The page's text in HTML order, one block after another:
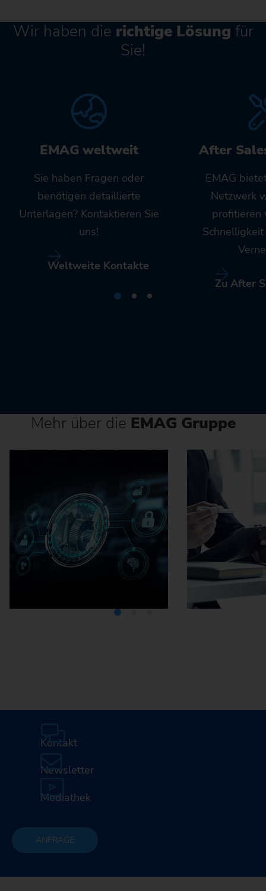
Wir haben die richtige Lösung für
Sie!
EMAG weltweit
Sie haben Fragen oder
benötigen detaillierte
Unterlagen? Kontaktieren Sie
uns!
Weltweite Kontakte
After
EMAG
Netzwerk
profitieren
Zu After
Mehr über die EMAG Gruppe
Kontakt
Newsletter
Mediathek
ANFRAGE